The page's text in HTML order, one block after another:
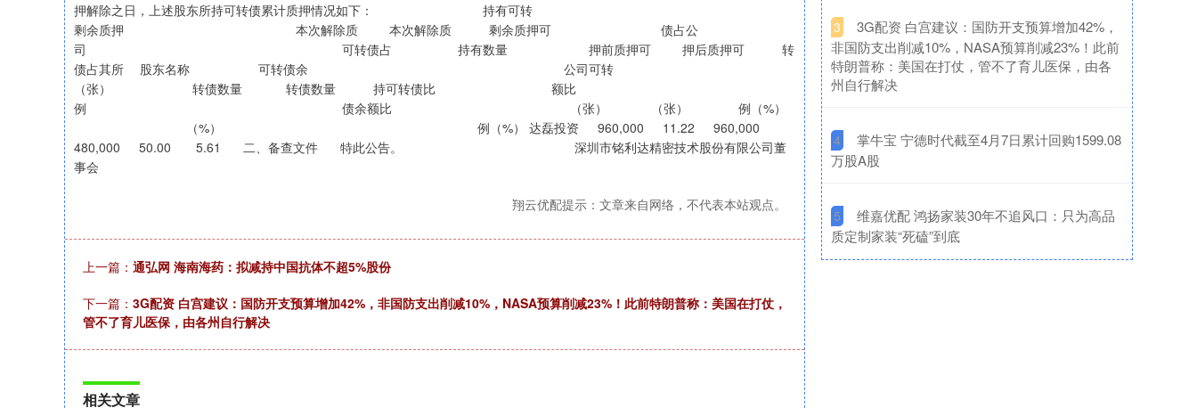
押解除之日，上述股东所持可转债累计质押情况如下： 持有可转
剩余质押 本次解除质 本次解除质 剩余质押可 债占公
司 可转债占 持有数量 押前质押可 押后质押可 转
债占其所 股东名称 可转债余 公司可转
（张） 转债数量 转债数量 持可转债比 额比
例 债余额比 （张） （张） 例（%）
（%） 例（%） 达磊投资 960,000 11.22 960,000
480,000 50.00 5.61 二、备查文件 特此公告。 深圳市铭利达精密技术股份有限公司董
事会
翔云优配提示：文章来自网络，不代表本站观点。
上一篇： 通弘网 海南海药：拟减持中国抗体不超5%股份
下一篇： 3G配资 白宫建议：国防开支预算增加42%，非国防支出削减10%，NASA预算削减23%！此前特朗普称：美国在打仗，
管不了育儿医保，由各州自行解决
相关文章
3
​3G配资 白宫建议：国防开支预算增加42%，
非国防支出削减10%，NASA预算削减23%！此前
特朗普称：美国在打仗，管不了育儿医保，由各
州自行解决
4
​掌牛宝 宁德时代截至4月7日累计回购1599.08
万股A股
5
​维嘉优配 鸿扬家装30年不追风口：只为高品
质定制家装“死磕”到底